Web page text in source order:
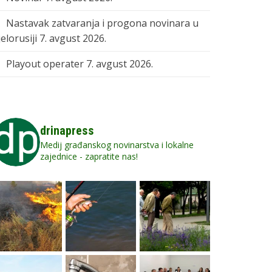
Nastavak zatvaranja i progona novinara u
7. avgust 2026.
Playout operater 7. avgust 2026.
drinapress
Medij građanskog novinarstva i lokalne
zajednice - zapratite nas!